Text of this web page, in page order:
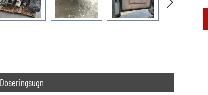
Doseringsugn